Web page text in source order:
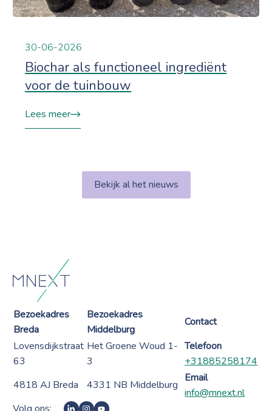
30-06-2026
Biochar als functioneel ingrediënt
voor de tuinbouw
Lees meer
Bekijk al het nieuws
Bezoekadres
Breda
Bezoekadres
Middelburg
Contact
Lovensdijkstraat
63
Het Groene Woud 1-
3
Telefoon
+31885258174
4818 AJ Breda
4331 NB Middelburg
Email
info@mnext.nl